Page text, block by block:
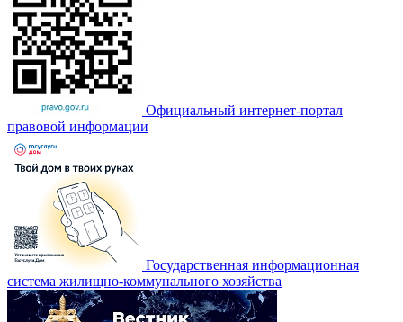
Официальный интернет-портал
правовой информации
Государственная информационная
система жилищно-коммунального хозяйства